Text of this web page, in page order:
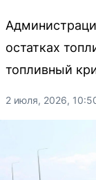
остатках
топливный
2 июля, 2026,